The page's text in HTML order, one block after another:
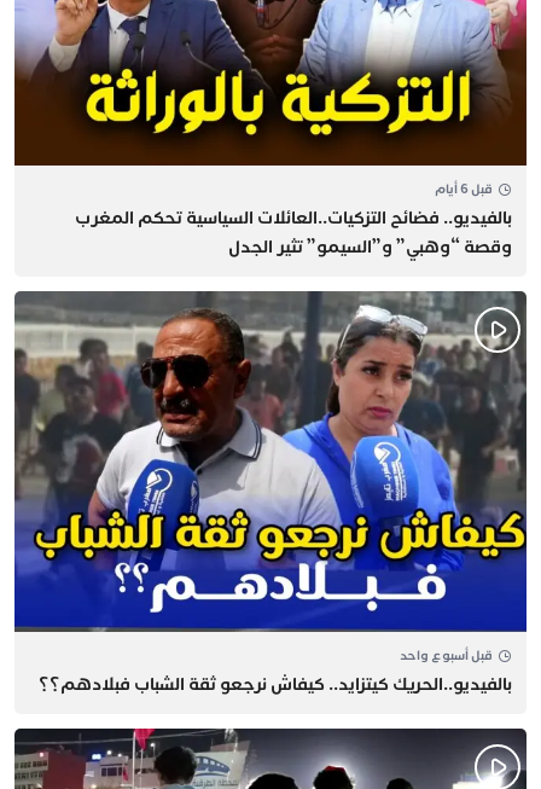
قبل 6 أيام
بالفيديو.. فضائح التزكيات..العائلات السياسية تحكم المغرب
وقصة “وهبي” و”السيمو” تثير الجدل
قبل أسبوع واحد
بالفيديو..الحريك كيتزايد.. كيفاش نرجعو ثقة الشباب فبلادهم؟؟